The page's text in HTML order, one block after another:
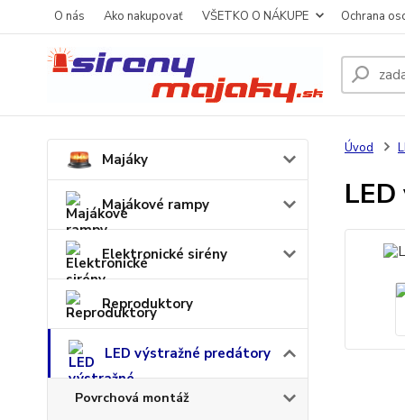
O nás Ako nakupovať VŠETKO O NÁKUPE Ochrana
Majáky
Majákové rampy
Elektronické sirény
Reproduktory
LED výstražné predátory
Povrchová montáž
Úvod